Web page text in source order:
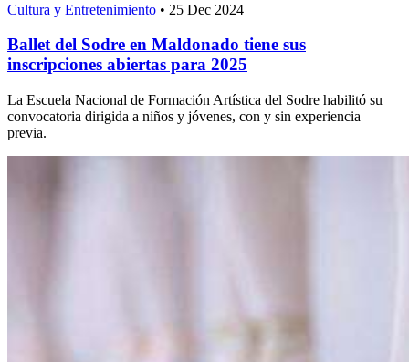
Cultura y Entretenimiento • 25 Dec 2024
Ballet del Sodre en Maldonado tiene sus
inscripciones abiertas para 2025
La Escuela Nacional de Formación Artística del Sodre habilitó su
convocatoria dirigida a niños y jóvenes, con y sin experiencia
previa.